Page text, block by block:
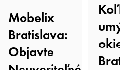
Mobelix
Bratislava:
Objavte